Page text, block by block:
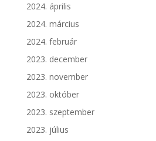
2024. április
2024. március
2024. február
2023. december
2023. november
2023. október
2023. szeptember
2023. július